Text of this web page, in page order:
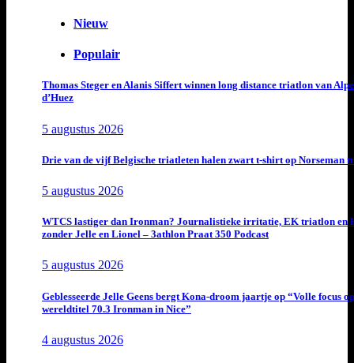
Nieuw
Populair
Thomas Steger en Alanis Siffert winnen long distance triatlon van Alpe
d’Huez
5 augustus 2026
Drie van de vijf Belgische triatleten halen zwart t-shirt op Norseman
5 augustus 2026
WTCS lastiger dan Ironman? Journalistieke irritatie, EK triatlon en
zonder Jelle en Lionel – 3athlon Praat 350 Podcast
5 augustus 2026
Geblesseerde Jelle Geens bergt Kona-droom jaartje op “Volle focus
wereldtitel 70.3 Ironman in Nice”
4 augustus 2026